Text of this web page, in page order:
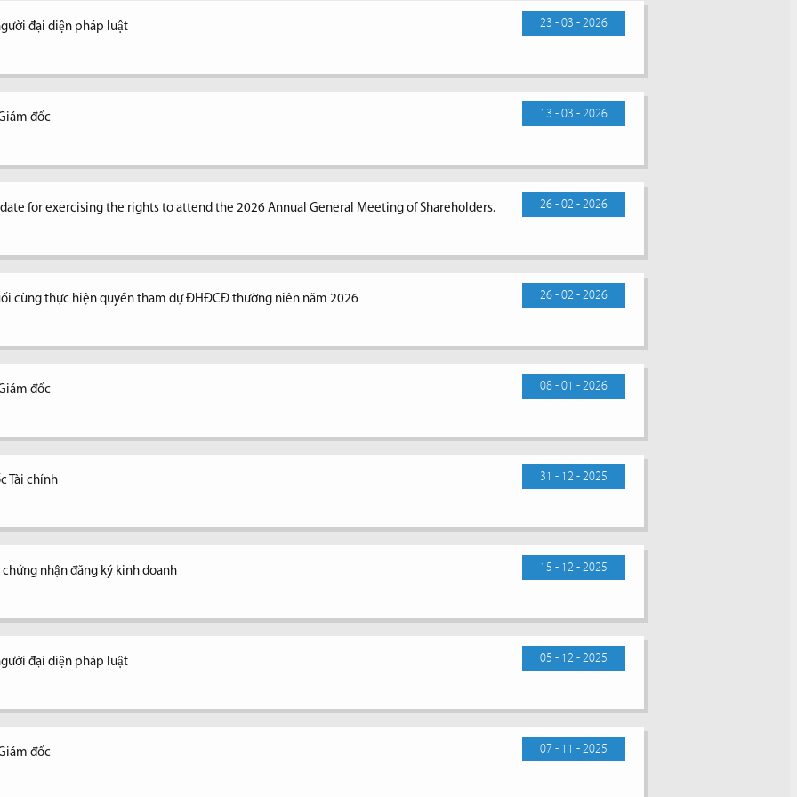
23 - 03 - 2026
đại diện pháp luật
13 - 03 - 2026
đốc
26 - 02 - 2026
for exercising the rights to attend the 2026 Annual General Meeting of Shareholders.
26 - 02 - 2026
cùng thực hiện quyền tham dự ĐHĐCĐ thường niên năm 2026
08 - 01 - 2026
đốc
31 - 12 - 2025
Tài chính
15 - 12 - 2025
nhận đăng ký kinh doanh
05 - 12 - 2025
đại diện pháp luật
07 - 11 - 2025
đốc